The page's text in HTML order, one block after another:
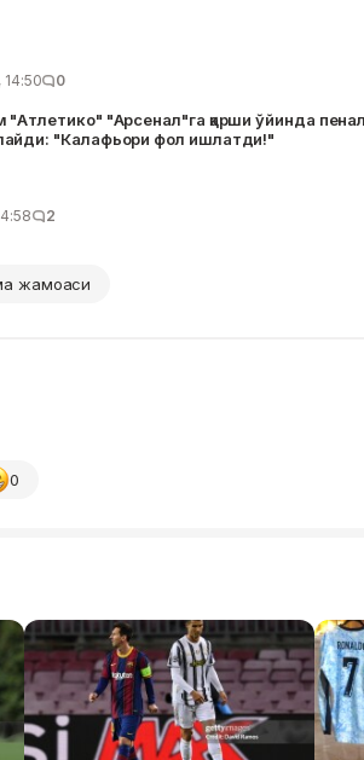
0
"Атлетико" "Арсенал"га қарши ўйинда
"Калафьори фол ишлатди!"
2
жамоаси
0